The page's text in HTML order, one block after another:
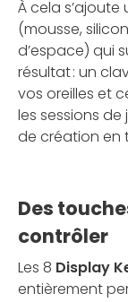
À cela s’ajoute
(mousse,
d’espace) qui
résultat : un
vos oreilles et
les sessions
de création en
Des
contrôler
Les 8 Display
entièrement